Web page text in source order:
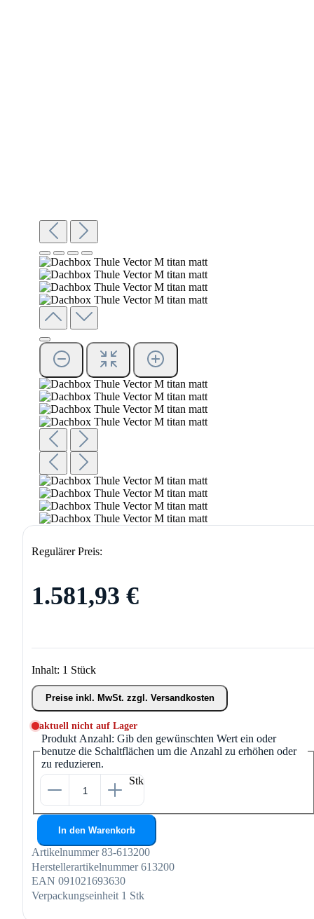
Regulärer Preis:
1.581,93 €
Inhalt: 1 Stück
Preise inkl. MwSt. zzgl. Versandkosten
aktuell nicht auf Lager
Produkt Anzahl: Gib den gewünschten Wert ein oder
benutze die Schaltflächen um die Anzahl zu erhöhen oder
zu reduzieren.
Stk
In den Warenkorb
Artikelnummer 83-613200
Herstellerartikelnummer 613200
EAN 091021693630
Verpackungseinheit 1 Stk